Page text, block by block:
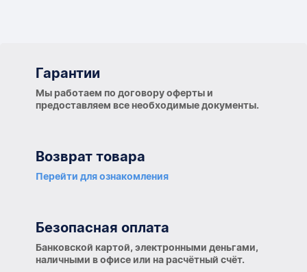
Гарантии
Мы работаем по договору оферты и
предоставляем все необходимые документы.
Возврат товара
Перейти для ознакомления
Безопасная оплата
Банковской картой, электронными деньгами,
наличными в офисе или на расчётный счёт.